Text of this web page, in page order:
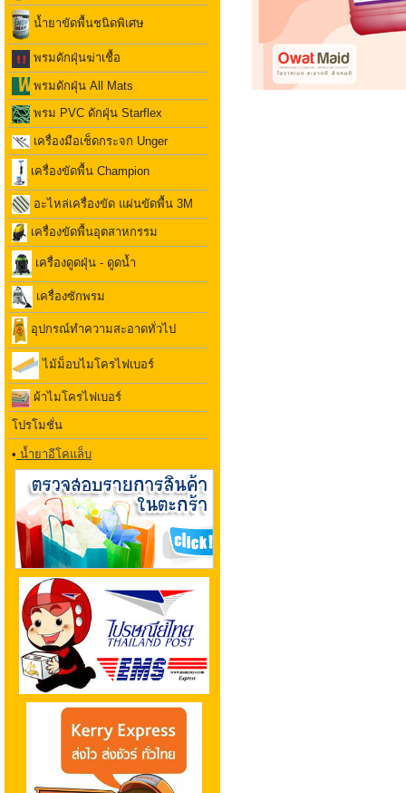
น้ำยาขัดพื้นชนิดพิเศษ
พรมดักฝุ่นฆ่าเชื้อ
พรมดักฝุ่น All Mats
พรม PVC ดักฝุ่น Starflex
เครื่องมือเช็ดกระจก Unger
เครื่องขัดพื้น Champion
อะไหล่เครื่องขัด แผ่นขัดพื้น 3M
เครื่องขัดพื้นอุตสาหกรรม
เครื่องดูดฝุ่น - ดูดน้ำ
เครื่องซักพรม
อุปกรณ์ทำความสะอาดทั่วไป
ไม้ม็อบไมโครไฟเบอร์
ผ้าไมโครไฟเบอร์
โปรโมชั่น
• น้ำยาอีโคแล็บ